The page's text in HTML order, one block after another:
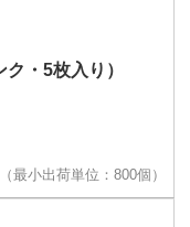
・5枚入り）
（最小出荷単位：800個）